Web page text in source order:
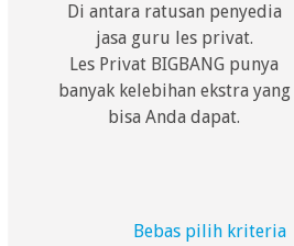
Di antara ratusan penyedia
jasa guru les privat.
Les Privat BIGBANG punya
banyak kelebihan ekstra yang
bisa Anda dapat.
Bebas pilih kriteria